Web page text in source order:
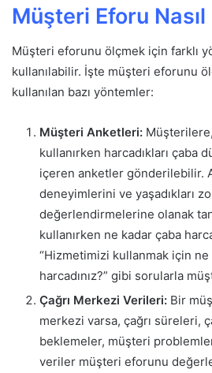
Müşteri Eforu
Müşteri eforunu ölçmek için farklı
kullanılabilir. İşte müşteri eforunu
kullanılan bazı yöntemler:
Müşteri Anketleri:
kullanırken harcadıkları çaba
içeren anketler gönderilebilir.
deneyimlerini ve yaşadıkları
değerlendirmelerine olanak
kullanırken ne kadar çaba
“Hizmetimizi kullanmak için ne
harcadınız?” gibi sorularla
Çağrı Merkezi Verileri: Bir
merkezi varsa, çağrı süreleri,
beklemeler, müşteri
veriler müşteri eforunu